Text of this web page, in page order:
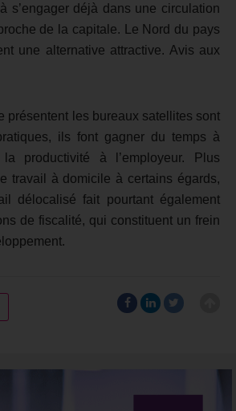
s’engager déjà dans une circulation
de la capitale. Le Nord du pays
une alternative attractive. Avis aux
présentent les bureaux satellites sont
ils font gagner du temps à
productivité à l’employeur. Plus
travail à domicile à certains égards,
délocalisé fait pourtant également
de fiscalité, qui constituent un frein